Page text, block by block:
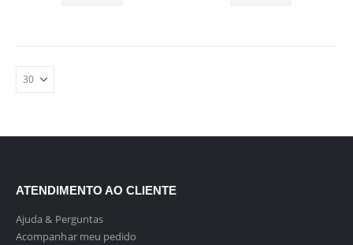
ATENDIMENTO AO CLIENTE
Ajuda & Perguntas
Acompanhar meu pedido